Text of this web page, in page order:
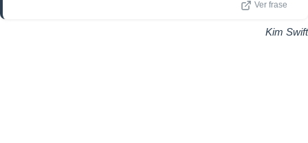
Ver frase
Kim Swift